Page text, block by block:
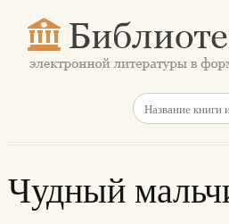
Чудный